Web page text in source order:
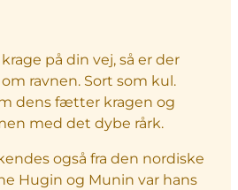
på din vej, så er der
ravnen. Sort som kul.
dens fætter kragen og
med det dybe rårk.
også fra den nordiske
Hugin og Munin var hans